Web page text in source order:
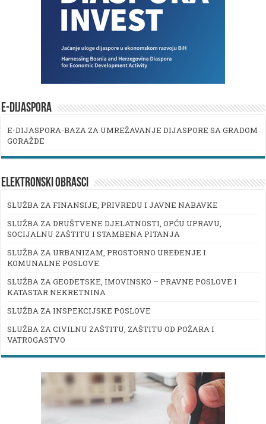
E-DIJASPORA
E-DIJASPORA-BAZA ZA UMREŽAVANJE DIJASPORE SA GRADOM
GORAŽDE
ELEKTRONSKI OBRASCI
SLUŽBA ZA FINANSIJE, PRIVREDU I JAVNE NABAVKE
SLUŽBA ZA DRUŠTVENE DJELATNOSTI, OPĆU UPRAVU,
SOCIJALNU ZAŠTITU I STAMBENA PITANJA
SLUŽBA ZA URBANIZAM, PROSTORNO UREĐENJE I
KOMUNALNE POSLOVE
SLUŽBA ZA GEODETSKE, IMOVINSKO – PRAVNE POSLOVE I
KATASTAR NEKRETNINA
SLUŽBA ZA INSPEKCIJSKE POSLOVE
SLUŽBA ZA CIVILNU ZAŠTITU, ZAŠTITU OD POŽARA I
VATROGASTVO